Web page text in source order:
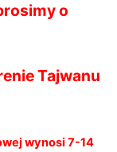
o
Tajwanu
wynosi 7-14